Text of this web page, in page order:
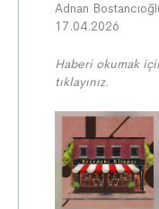
Adnan
17.04.2026
Haberi okumak
tıklayınız.